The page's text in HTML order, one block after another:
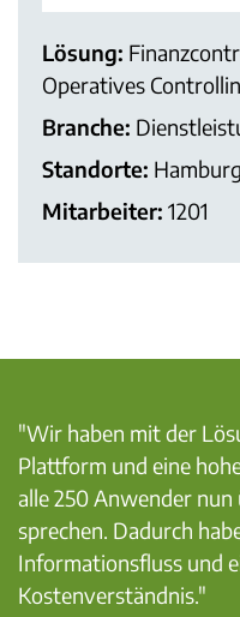
Lösung:
Operatives
Branche:
Standorte:
Mitarbeiter: 1201
"Wir haben mit der
Plattform und eine
alle 250 Anwender nun
sprechen. Dadurch
Informationsfluss und
Kostenverständnis."